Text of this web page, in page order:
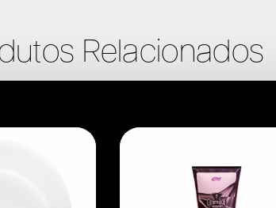
Relacionados